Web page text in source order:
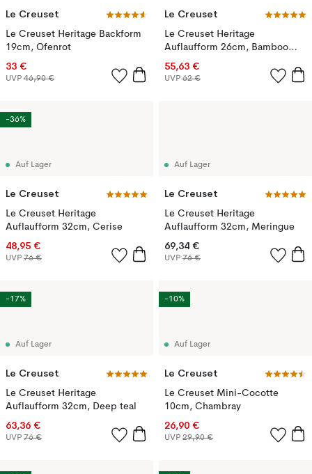
Le Creuset
Le Creuset Heritage Backform
19cm, Ofenrot
33 €
UVP 46,90 €
Le Creuset
Le Creuset Heritage
Auflaufform 26cm, Bamboo
Green
55,63 €
UVP 62 €
Auf Lager
Le Creuset
Le Creuset Heritage
Auflaufform 32cm, Cerise
48,95 €
UVP 76 €
-36%
Auf Lager
Le Creuset
Le Creuset Heritage
Auflaufform 32cm, Meringue
69,34 €
UVP 76 €
Auf Lager
Le Creuset
Le Creuset Heritage
Auflaufform 32cm, Deep teal
63,36 €
UVP 76 €
-17%
Auf Lager
Le Creuset
Le Creuset Mini-Cocotte
10cm, Chambray
26,90 €
UVP 29,90 €
-10%